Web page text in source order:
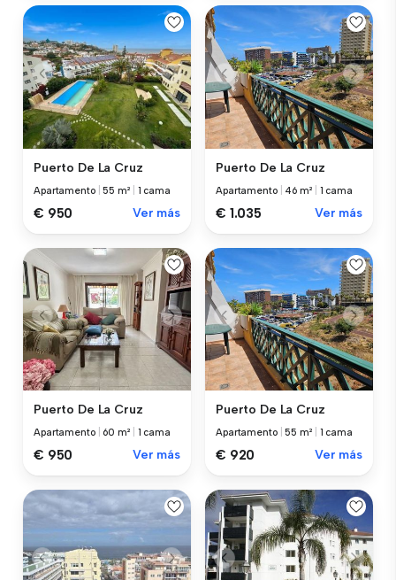
Puerto De La Cruz
Apartamento |55 m² 1 cama
€ 950 Ver más
Puerto De La Cruz
Apartamento 46 m² 1 cama
€ 1.035 Ver más
Puerto De La Cruz
Apartamento 60 m² 1 cama
€ 950 Ver más
Puerto De La Cruz
Apartamento |55 m² 1 cama
€ 920 Ver más